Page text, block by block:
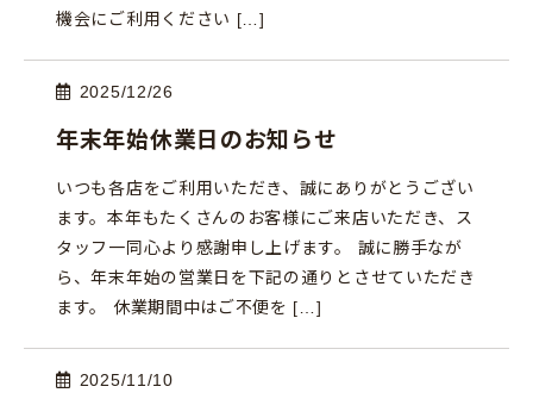
機会にご利用ください […]
2025/12/26
年末年始休業日のお知らせ
いつも各店をご利用いただき、誠にありがとうござい
ます。本年もたくさんのお客様にご来店いただき、ス
タッフ一同心より感謝申し上げます。 誠に勝手なが
ら、年末年始の営業日を下記の通りとさせていただき
ます。 休業期間中はご不便を […]
2025/11/10